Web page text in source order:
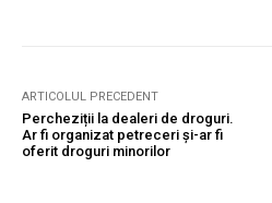
ARTICOLUL PRECEDENT
Percheziții la dealeri de droguri.
Ar fi organizat petreceri și-ar fi
oferit droguri minorilor